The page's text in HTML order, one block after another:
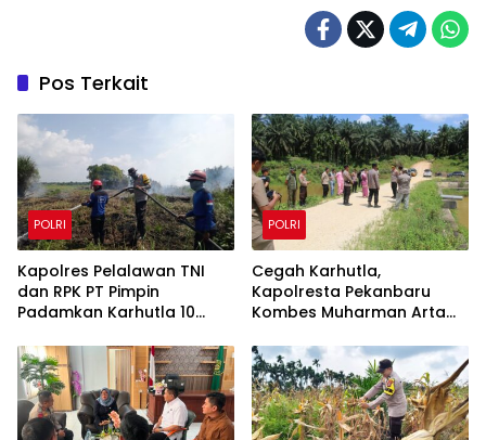
Pos Terkait
POLRI
Kapolres Pelalawan TNI
dan RPK PT Pimpin
Padamkan Karhutla 10
Water Bombing Diterjunkan
POLRI
Cegah Karhutla,
Kapolresta Pekanbaru
Kombes Muharman Arta
Sekaki dan Tenayan Raya